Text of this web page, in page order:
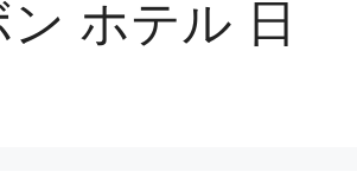
ン ホテル 日